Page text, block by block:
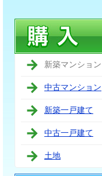
新築マンション
中古マンション
新築一戸建て
中古一戸建て
土地